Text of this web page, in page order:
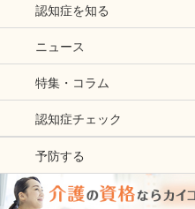
認知症を知る
ニュース
特集・コラム
認知症チェック
予防する